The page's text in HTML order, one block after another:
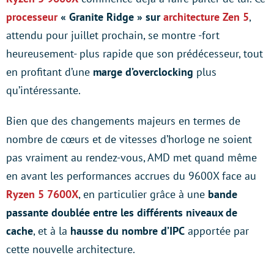
processeur« Granite Ridge » surarchitecture Zen 5,
attendu pour juillet prochain, se montre -fort
heureusement- plus rapide que son prédécesseur, tout
en profitant d’une marge d’overclocking plus
qu’intéressante.
Bien que des changements majeurs en termes de
nombre de cœurs et de vitesses d’horloge ne soient
pas vraiment au rendez-vous, AMD met quand même
en avant les performances accrues du 9600X face au
Ryzen 5 7600X, en particulier grâce à une bande
passante doublée entre les différents niveaux de
cache, et à la hausse du nombre d’IPC apportée par
cette nouvelle architecture.